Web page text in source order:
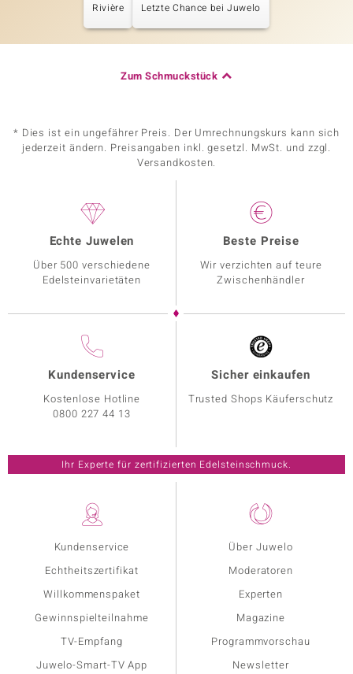
Rivière Letzte Chance bei Juwelo
Zum Schmuckstück
* Dies ist ein ungefährer Preis. Der Umrechnungskurs kann sich
jederzeit ändern. Preisangaben inkl. gesetzl. MwSt. und zzgl.
Versandkosten.
Kundenservice
Echtheitszertifikat
Willkommenspaket
Gewinnspielteilnahme
TV-Empfang
Juwelo-Smart-TV App
Über Juwelo
Moderatoren
Experten
Magazine
Programmvorschau
Newsletter
Echte Juwelen
Über 500 verschiedene
Edelsteinvarietäten
Beste Preise
Wir verzichten auf teure
Zwischenhändler
Kundenservice
Kostenlose Hotline
0800 227 44 13
Sicher einkaufen
Trusted Shops Käuferschutz
Ihr Experte für zertifizierten Edelsteinschmuck.